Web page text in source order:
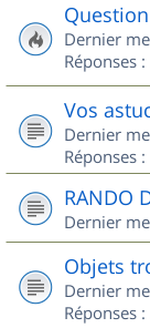
Dernier
Réponses :
Vos
Dernier
Réponses :
RANDO
Dernier
Objets
Dernier
Réponses :